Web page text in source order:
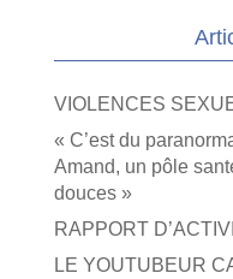
VIOLENCES
« C’est du
Amand, un pôle
douces »
RAPPORT
LE YOUTUBEUR